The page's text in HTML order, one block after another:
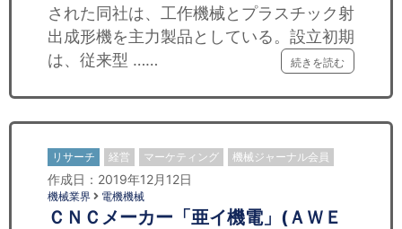
された同社は、工作機械とプラスチック射
出成形機を主力製品としている。設立初期
は、従来型 ……
続きを読む
リサーチ 経営 マーケティング 機械ジャーナル会員
作成日：2019年12月12日
機械業界 電機機械
ＣＮＣメーカー「亜イ機電」(ＡＷＥ